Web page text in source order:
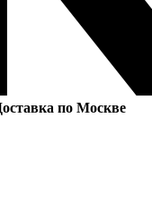
по Москве